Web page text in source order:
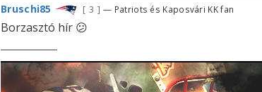
Bruschi85 3 — Patriots és Kaposvári KK fan
Borzasztó hír 😕